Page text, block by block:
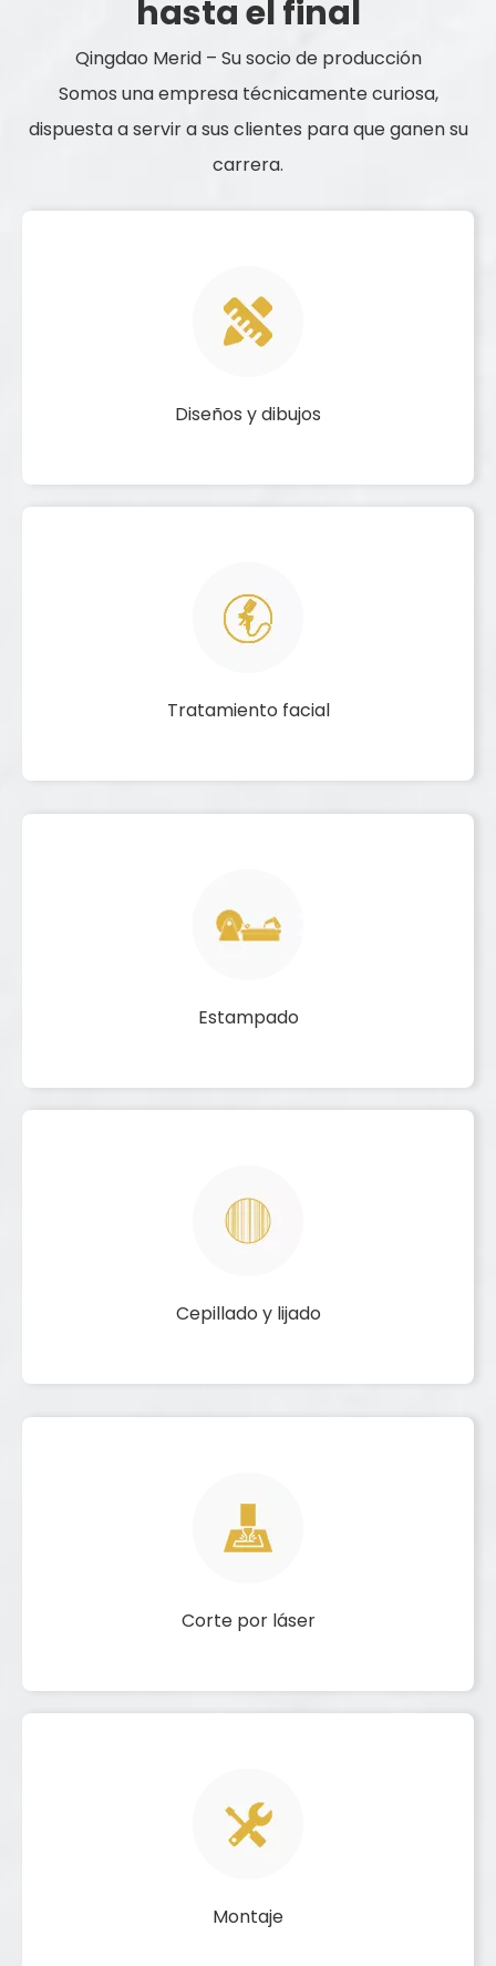
hasta el final
Qingdao Merid – Su socio de producción
Somos una empresa técnicamente curiosa,
dispuesta a servir a sus clientes para que ganen su
carrera.
Diseños y dibujos
Tratamiento facial
Estampado
Cepillado y lijado
Corte por láser
Montaje